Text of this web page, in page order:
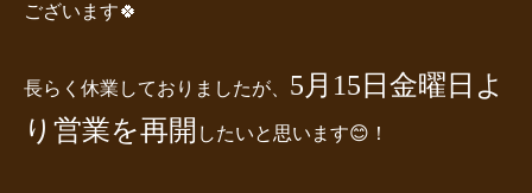
ございます🍀
長らく休業しておりましたが、 5月15日金曜日よ
り営業を再開 したいと思います😊！